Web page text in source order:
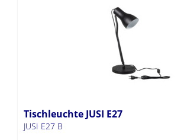
Tischleuchte JUSI E27
JUSI E27 B